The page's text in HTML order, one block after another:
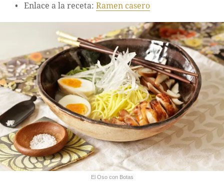
Enlace a la receta: Ramen casero
El Oso con Botas